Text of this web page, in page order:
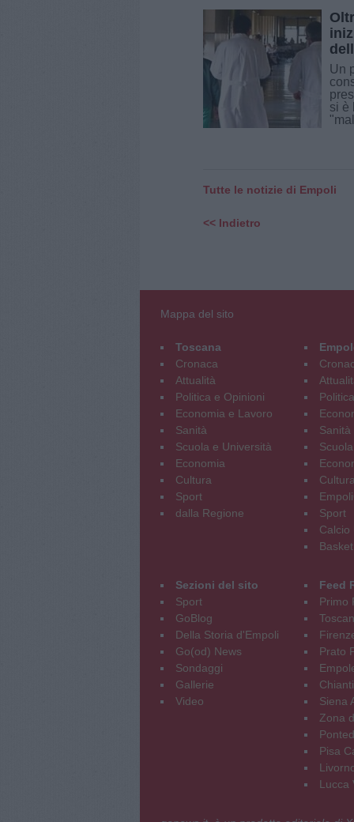
Un
si è
Tutte le notizie di Empoli
<< Indietro
Mappa del sito
Toscana
Cronaca
Attualità
Politica e Opinioni
Economia e Lavoro
Sanità
Scuola e Università
Economia
Cultura
Sport
dalla Regione
Sanità
Cultura
Sport
Calcio
Basket
Sezioni del sito
Sport
GoBlog
Della Storia d'Empoli
Go(od) News
Sondaggi
Gallerie
Video
Feed
Primo
Prato
Siena
Zona
Pisa
Lucca